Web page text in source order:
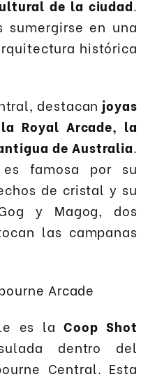
de la ciudad.
sumergirse en una
histórica
destacan joyas
Royal Arcade, la
de Australia.
es famosa por su
de cristal y su
y Magog, dos
las campanas
es laCoop Shot
dentro del
Central. Esta